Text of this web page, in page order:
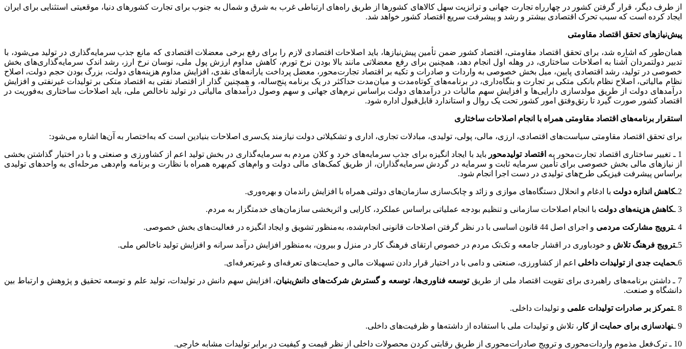
از طرف دیگر، قرار گرفتن کشور در چهارراه تجارت جهانی و ترانزیت سهل کالاهای کشورها از طریق راه‌های ارتباطی غرب به شرق و شمال به جنوب برای تجارت کشورهای دنیا، موقعیتی استثنایی برای ایران
ایجاد کرده است که سبب تحرک اقتصادی بیشتر و رشد و پیشرفت سریع اقتصاد کشور خواهد شد.
پیش‌نیازهای تحقق اقتصاد مقاومتی
همان‌طور که اشاره شد، برای تحقق اقتصاد مقاومتی، اقتصاد کشور ضمن تأمین پیش‌نیازها، باید اصلاحات اقتصادی لازم را برای رفع برخی معضلات اقتصادی که مانع جذب سرمایه‌گذاری در تولید می‌شود، با
تدبیر دولتمردان آشنا به اصلاحات ساختاری، در وهله اول انجام دهد، همچنین برای رفع معضلاتی مانند بالا بودن نرخ تورم، کاهش مداوم ارزش پول ملی، نوسان نرخ ارز، رشد اندک سرمایه‌گذاری‌های بخش
خصوصی در تولید، رشد اقتصادی پایین، میل بخش خصوصی به واردات و صادرات و تکیه بر اقتصاد تجارت‌محور، معضل پرداخت یارانه‌های نقدی، افزایش مداوم هزینه‌های دولت، بزرگ بودن حجم دولت، اصلاح
نظام مالیاتی، اصلاح نظام بانکی متکی بر تجارت و بنگاه‌داری، در برنامه‌های کوتاه‌مدت و میان‌مدت حداکثر در یک برنامه پنج‌ساله، و همچنین گذار از اقتصاد نفتی به اقتصاد متکی بر تولیدات غیرنفتی و افزایش
درآمدهای دولت از طریق مولدسازی دارایی‌ها و افزایش سهم مالیات در درآمدهای دولت براساس نرم‌های جهانی و سهم وصول درآمدهای مالیاتی در تولید ناخالص ملی، باید اصلاحات ساختاری به‌فوریت در
اقتصاد کشور صورت گیرد تا رتق‌وفتق امور کشور تحت یک روال و استاندارد قابل‌قبول اداره شود.
استقرار برنامه‌های اقتصاد مقاومتی همراه با انجام اصلاحات ساختاری
برای تحقق اقتصاد مقاومتی سیاست‌های اقتصادی، ارزی، مالی، پولی، تولیدی، مبادلات تجاری، اداری و تشکیلاتی دولت نیازمند یک‌سری اصلاحات بنیادین است که به‌اختصار به آن‌ها اشاره می‌شود:
1 ـ تغییر ساختاری اقتصاد تجارت‌محور به اقتصاد تولیدمحور باید با ایجاد انگیزه برای جذب سرمایه‌های خرد و کلان مردم به سرمایه‌گذاری در بخش تولید اعم از کشاورزی و صنعتی و با در اختیار گذاشتن بخشی
از نیازهای مالی بخش خصوصی برای تأمین سرمایه ثابت و سرمایه در گردش سرمایه‌گذاران، از طریق کمک‌های مالی دولت و وام‌های کم‌بهره همراه با نظارت و برنامه وام‌دهی مرحله‌ای به واحدهای تولیدی
براساس پیشرفت فیزیکی طرح‌های تولیدی در دست اجرا انجام شود.
2ـکاهش اندازه دولت با ادغام و انحلال دستگاه‌های موازی و زائد و چابک‌سازی سازمان‌های دولتی همراه با افزایش راندمان و بهره‌وری.
3 ـ کاهش هزینه‌های دولت با انجام اصلاحات سازمانی و تنظیم بودجه عملیاتی براساس عملکرد، کارایی و اثربخشی سازمان‌های خدمتگزار به مردم.
4 ـ ترویج مشارکت مردمی و اجرای اصل 44 قانون اساسی با در نظر گرفتن اصلاحات قانونی انجام‌شده، به‌منظور تشویق و ایجاد انگیزه در فعالیت‌های بخش خصوصی.
5ـترویج فرهنگ تلاش و خودباوری در اقشار جامعه و تک‌تک مردم در خصوص ارتقای فرهنگ کار در منزل و بیرون، به‌منظور افزایش درآمد سرانه و افزایش تولید ناخالص ملی.
6ـحمایت جدی از تولیدات داخلی اعم از کشاورزی، صنعتی و دامی با در اختیار قرار دادن تسهیلات مالی و حمایت‌های تعرفه‌ای و غیرتعرفه‌ای.
7 ـ داشتن برنامه‌های راهبردی برای تقویت اقتصاد ملی از طریق توسعه فناوری‌ها، توسعه و گسترش شرکت‌های دانش‌بنیان، افزایش سهم دانش در تولیدات، تولید علم و توسعه تحقیق و پژوهش و ارتباط بین
دانشگاه و صنعت.
8 ـ تمرکز بر صادرات تولیدات علمی و تولیدات داخلی.
9 ـ نهادسازی برای حمایت از کار ، تلاش و تولیدات ملی با استفاده از داشته‌ها و ظرفیت‌های داخلی.
10 ـ ترک‌فعل مذموم واردات‌محوری و ترویج صادرات‌محوری از طریق رقابتی کردن محصولات داخلی از نظر قیمت و کیفیت در برابر تولیدات مشابه خارجی.